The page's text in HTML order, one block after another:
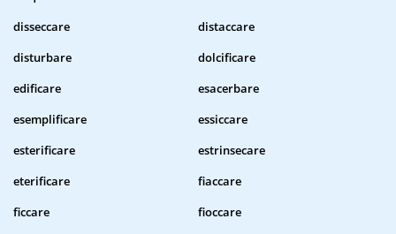
disseccare
distaccare
disturbare
dolcificare
edificare
esacerbare
esemplificare
essiccare
esterificare
estrinsecare
eterificare
fiaccare
ficcare
fioccare